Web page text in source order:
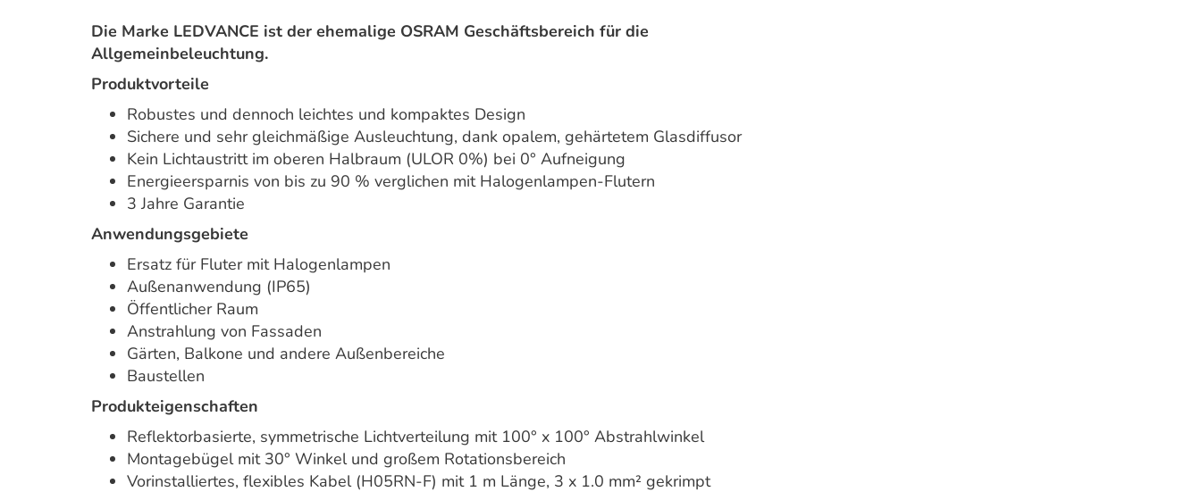
Die Marke LEDVANCE ist der ehemalige OSRAM Geschäftsbereich für die
Allgemeinbeleuchtung.
Produktvorteile
Robustes und dennoch leichtes und kompaktes Design
Sichere und sehr gleichmäßige Ausleuchtung, dank opalem, gehärtetem Glasdiffusor
Kein Lichtaustritt im oberen Halbraum (ULOR 0%) bei 0° Aufneigung
Energieersparnis von bis zu 90 % verglichen mit Halogenlampen-Flutern
3 Jahre Garantie
Anwendungsgebiete
Ersatz für Fluter mit Halogenlampen
Außenanwendung (IP65)
Öffentlicher Raum
Anstrahlung von Fassaden
Gärten, Balkone und andere Außenbereiche
Baustellen
Produkteigenschaften
Reflektorbasierte, symmetrische Lichtverteilung mit 100° x 100° Abstrahlwinkel
Montagebügel mit 30° Winkel und großem Rotationsbereich
Vorinstalliertes, flexibles Kabel (H05RN-F) mit 1 m Länge, 3 x 1.0 mm² gekrimpt